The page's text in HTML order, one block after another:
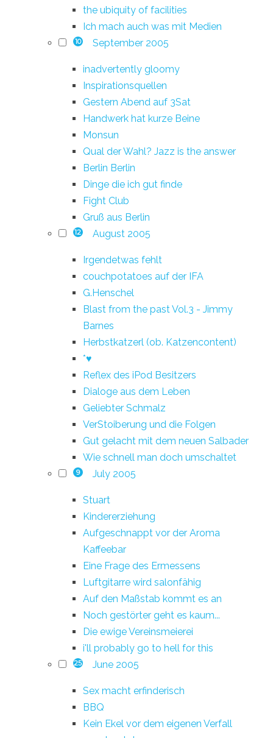
the ubiquity of facilities
Ich mach auch was mit Medien
10 September 2005
inadvertently gloomy
Inspirationsquellen
Gestern Abend auf 3Sat
Handwerk hat kurze Beine
Monsun
Qual der Wahl? Jazz is the answer
Berlin Berlin
Dinge die ich gut finde
Fight Club
Gruß aus Berlin
12 August 2005
Irgendetwas fehlt
couchpotatoes auf der IFA
G.Henschel
Blast from the past Vol.3 - Jimmy
Barnes
Herbstkatzerl (ob. Katzencontent)
*♥
Reflex des iPod Besitzers
Dialoge aus dem Leben
Geliebter Schmalz
VerStoiberung und die Folgen
Gut gelacht mit dem neuen Salbader
Wie schnell man doch umschaltet
9 July 2005
Stuart
Kindererziehung
Aufgeschnappt vor der Aroma
Kaffeebar
Eine Frage des Ermessens
Luftgitarre wird salonfähig
Auf den Maßstab kommt es an
Noch gestörter geht es kaum...
Die ewige Vereinsmeierei
i'll probably go to hell for this
25 June 2005
Sex macht erfinderisch
BBQ
Kein Ekel vor dem eigenen Verfall